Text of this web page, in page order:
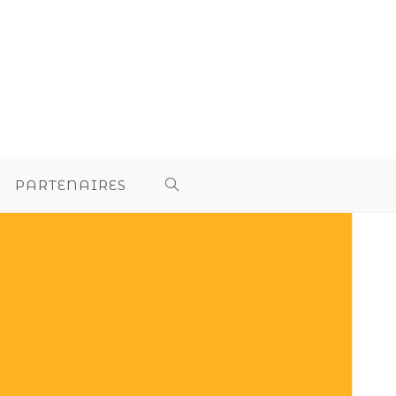
PARTENAIRES